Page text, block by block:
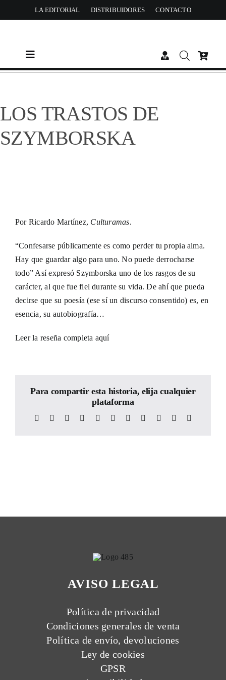
to
LA EDITORIAL DISTRIBUIDORES CONTACTO
Toggle
Navigation
AUTORES
LOS TRASTOS DE
SZYMBORSKA
Por Ricardo Martínez, Culturamas.
“Confesarse públicamente es como perder tu propia alma.
Hay que guardar algo para uno. No puede derrocharse
todo” Así expresó Szymborska uno de los rasgos de su
carácter, al que fue fiel durante su vida. De ahí que pueda
decirse que su poesía (ese sí un discurso consentido) es, en
esencia, su autobiografía…
Leer la reseña completa aquí
Para compartir esta historia, elija cualquier
plataforma
Facebook Reddit LinkedInWhatsAppTelegram
TumblrPinterest Xing
AVISO LEGAL
Política de privacidad
Condiciones generales de venta
Política de envío, devoluciones
Ley de cookies
GPSR